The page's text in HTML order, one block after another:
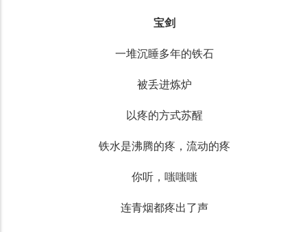
宝剑
一堆沉睡多年的铁石
被丢进炼炉
以疼的方式苏醒
铁水是沸腾的疼，流动的疼
你听，嗤嗤嗤
连青烟都疼出了声